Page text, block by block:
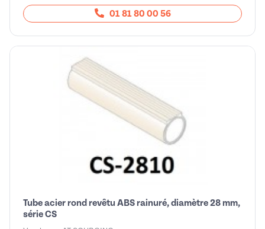
01 81 80 00 56
Tube acier rond revêtu ABS rainuré, diamètre 28 mm,
série CS